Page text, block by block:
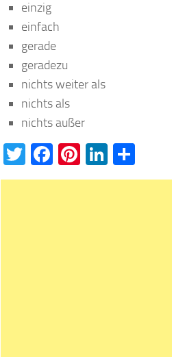
einzig
einfach
gerade
geradezu
nichts weiter als
nichts als
nichts außer
Twitter
Facebook
Pinterest
LinkedIn